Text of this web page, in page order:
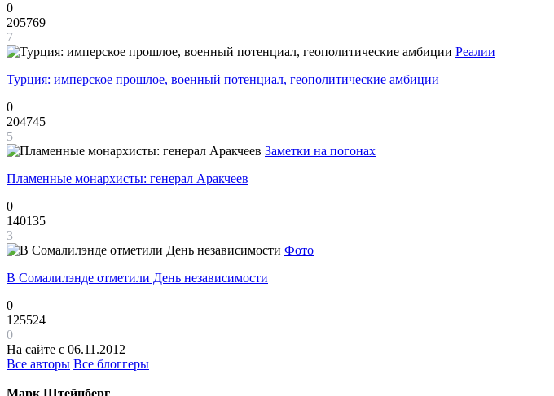
0
205769
7
Реалии
Турция: имперское прошлое, военный потенциал, геополитические амбиции
0
204745
5
Заметки на погонах
Пламенные монархисты: генерал Аракчеев
0
140135
3
Фото
В Сомалилэнде отметили День независимости
0
125524
0
На сайте с 06.11.2012
Все авторы Все блоггеры